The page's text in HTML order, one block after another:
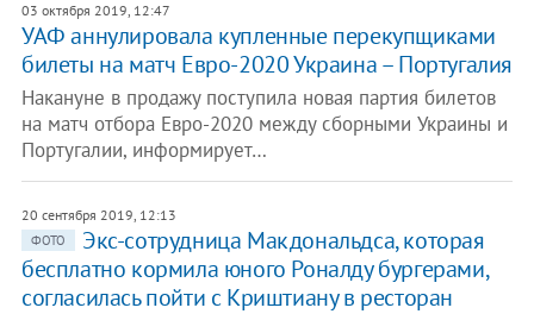
03 октября 2019, 12:47
УАФ аннулировала купленные перекупщиками
билеты на матч Евро-2020 Украина – Португалия
Накануне в продажу поступила новая партия билетов
на матч отбора Евро-2020 между сборными Украины и
Португалии, информирует…
20 сентября 2019, 12:13
ФОТО
Экс-сотрудница Макдональдса, которая
бесплатно кормила юного Роналду бургерами,
согласилась пойти с Криштиану в ресторан